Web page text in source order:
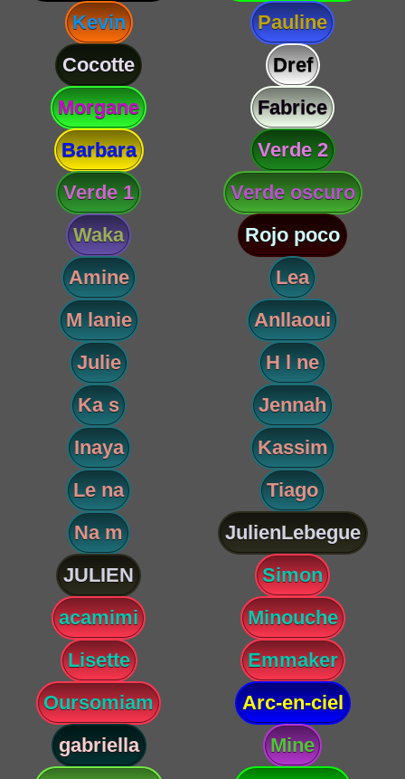
Kevin
Pauline
Cocotte
Dref
Morgane
Fabrice
Barbara
Verde 2
Verde 1
Verde oscuro
Waka
Rojo poco
Amine
Lea
M lanie
Anllaoui
Julie
H l ne
Ka s
Jennah
Inaya
Kassim
Le na
Tiago
Na m
JulienLebegue
JULIEN
Simon
acamimi
Minouche
Lisette
Emmaker
Oursomiam
Arc-en-ciel
gabriella
Mine